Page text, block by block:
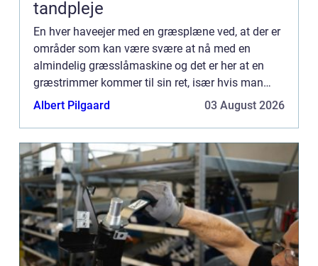
tandpleje
En hver haveejer med en græsplæne ved, at der er
områder som kan være svære at nå med en
almindelig græsslåmaskine og det er her at en
græstrimmer kommer til sin ret, især hvis man
øn...
Albert Pilgaard 03 August 2026